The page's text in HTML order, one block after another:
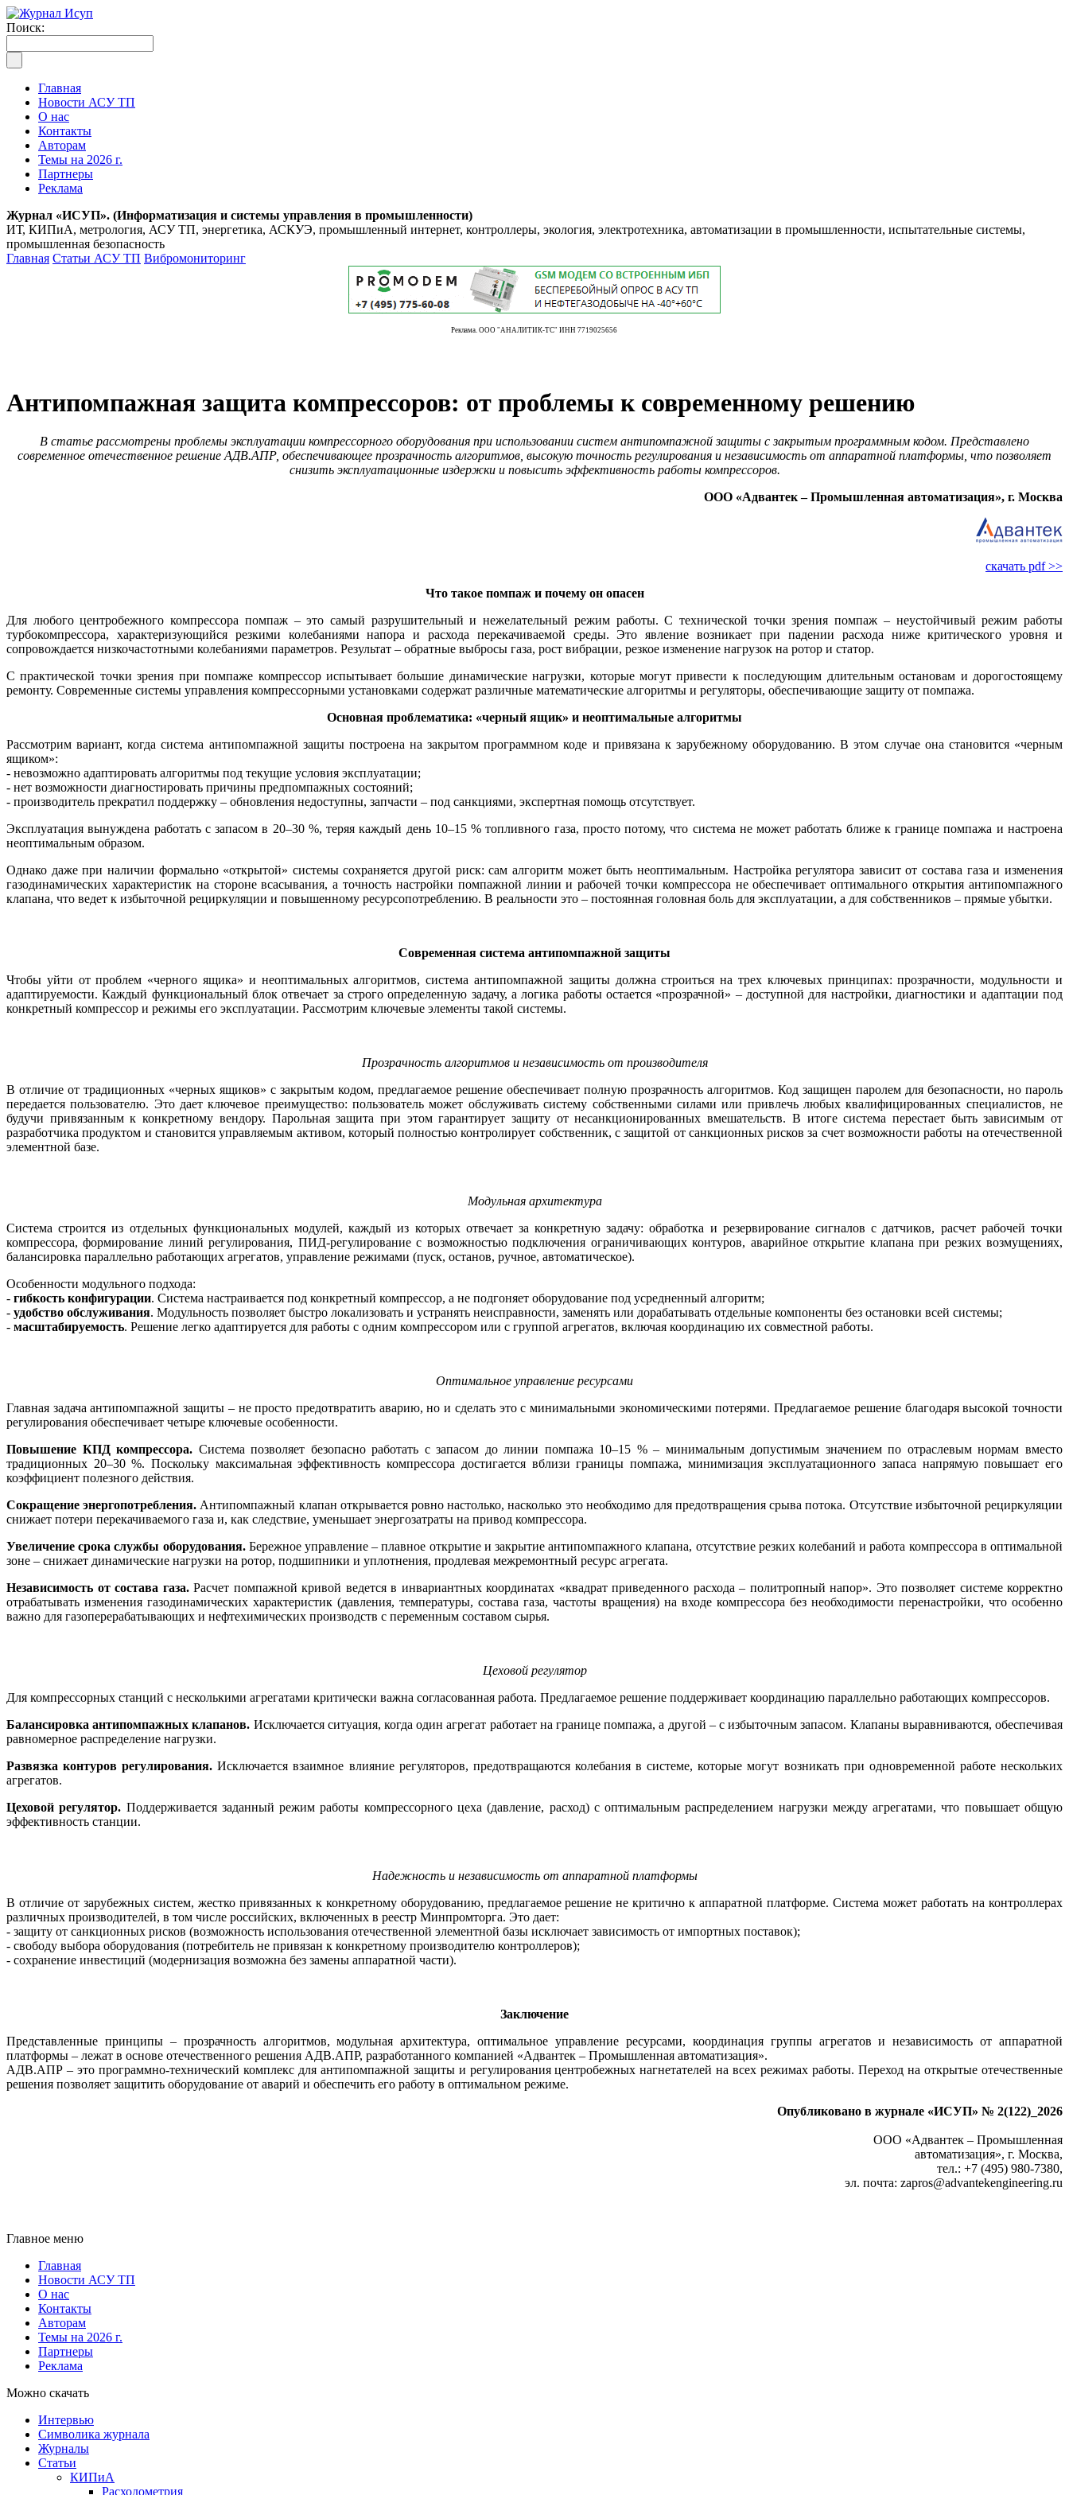
Поиск:
Главная
Новости АСУ ТП
О нас
Контакты
Авторам
Темы на 2026 г.
Партнеры
Реклама
Журнал «ИСУП». (Информатизация и системы управления в промышленности)
ИТ, КИПиА, метрология, АСУ ТП, энергетика, АСКУЭ, промышленный интернет, контроллеры, экология, электротехника, автоматизации в промышленности, испытательные системы,
промышленная безопасность
Главная Статьи АСУ ТП Вибромониторинг
Реклама. ООО "АНАЛИТИК-ТС" ИНН 7719025656
Антипомпажная защита компрессоров: от проблемы к современному решению
В статье рассмотрены проблемы эксплуатации компрессорного оборудования при использовании систем антипомпажной защиты с закрытым программным кодом. Представлено
современное отечественное решение АДВ.АПР, обеспечивающее прозрачность алгоритмов, высокую точность регулирования и независимость от аппаратной платформы, что позволяет
снизить эксплуатационные издержки и повысить эффективность работы компрессоров.
ООО «Адвантек – Промышленная автоматизация», г. Москва
скачать pdf >>
Что такое помпаж и почему он опасен
Для любого центробежного компрессора помпаж – это самый разрушительный и нежелательный режим работы. С технической точки зрения помпаж – неустойчивый режим работы
турбокомпрессора, характеризующийся резкими колебаниями напора и расхода перекачиваемой среды. Это явление возникает при падении расхода ни­же критического уровня и
сопровождается низкочастотными колебаниями параметров. Результат – обратные выбросы га­за, рост вибрации, резкое изменение нагрузок на ротор и статор.
С практической точки зрения при помпаже компрессор испытывает большие динамические нагрузки, которые могут привести к последующим длительным остановам и дорогостоящему
ремонту. Современные системы управления компрессорными установками содержат различные математические алгоритмы и регуляторы, обеспечивающие защиту от помпажа.
Основная проблематика: «черный ящик» и неоптимальные алгоритмы
Рассмотрим вариант, когда система антипомпажной защиты построена на закрытом программном ко­де и привязана к зарубежному оборудованию. В этом случае она становится «черным
ящиком»:
- невозможно адаптировать алгоритмы под текущие условия эксплуатации;
- нет возможности диагностировать причины предпомпажных состояний;
- производитель прекратил поддержку – обновления недоступны, запчасти – под санкциями, экспертная помощь отсутствует.
Эксплуатация вынуждена работать с запасом в 20–30 %, теряя каждый день 10–15 % топливного га­за, просто потому, что система не может работать ближе к границе помпажа и настроена
неоптимальным образом.
Однако да­же при наличии формально «открытой» системы сохраняется другой риск: сам алгоритм может быть неоптимальным. Настройка регулятора зависит от состава га­за и изменения
газодинамических характеристик на стороне всасывания, а точность настройки помпажной линии и рабочей точки компрессора не обеспечивает оптимального открытия антипомпажного
клапана, что ведет к избыточной рециркуляции и повышенному ресурсопотреблению. В реальности это – постоянная головная боль для эксплуатации, а для собственников – прямые убытки.
Современная система антипомпажной защиты
Чтобы уйти от проблем «черного ящика» и неоптимальных алгоритмов, система антипомпажной защиты должна строиться на трех ключевых принципах: прозрачности, модульности и
адаптируемости. Каждый функциональный блок отвечает за строго определенную задачу, а логика работы остается «прозрачной» – доступной для настройки, диагностики и адаптации под
конкретный компрессор и режимы его эксплуатации. Рассмотрим ключевые элементы такой системы.
Прозрачность алгоритмов и независимость от производителя
В отличие от традиционных «черных ящиков» с закрытым кодом, предлагаемое решение обеспечивает полную прозрачность алгоритмов. Код защищен паролем для безопасности, но пароль
передается пользователю. Это дает ключевое преимущество: пользователь может обслуживать систему собственными силами или привлечь любых квалифицированных специалистов, не
будучи привязанным к конкретному вендору. Парольная защита при этом гарантирует защиту от несанкционированных вмешательств. В итоге система перестает быть зависимым от
разработчика продуктом и становится управляемым активом, который полностью контролирует собственник, с защитой от санкционных рисков за счет возможности работы на отечественной
элементной базе.
Модульная архитектура
Система строится из отдельных функциональных модулей, каждый из которых отвечает за конкретную задачу: обработка и резервирование сигналов с датчиков, расчет рабочей точки
компрессора, формирование линий регулирования, ПИД-регулирование с возможностью подключения ограничивающих контуров, аварийное открытие клапана при резких возмущениях,
балансировка параллельно работающих агрегатов, управление режимами (пуск, останов, ручное, автоматическое).
Особенности модульного подхода:
- гибкость конфигурации. Система настраивается под конкретный компрессор, а не подгоняет оборудование под усредненный алгоритм;
- удобство обслуживания. Модульность позволяет быстро локализовать и устранять неисправности, заменять или дорабатывать отдельные компоненты без остановки всей системы;
- масштабируемость. Решение легко адаптируется для работы с одним компрессором или с группой агрегатов, включая координацию их совместной работы.
Оптимальное управление ресурсами
Главная задача антипомпажной защиты – не просто предотвратить аварию, но и сделать это с минимальными экономическими потерями. Предлагаемое решение благодаря высокой точности
регулирования обеспечивает четыре ключевые особенности.
Повышение КПД компрессора. Система позволяет безопасно работать с запасом до линии помпажа 10–15 % – минимальным допустимым значением по отраслевым нормам вместо
традиционных 20–30 %. Поскольку максимальная эффективность компрессора достигается вблизи границы помпажа, минимизация эксплуатационного запаса напрямую повышает его
коэффициент полезного действия.
Сокращение энергопотребления. Антипомпажный клапан открывается ровно настолько, насколько это необходимо для предотвращения срыва потока. Отсутствие избыточной рециркуляции
снижает потери перекачиваемого га­за и, как следствие, уменьшает энергозатраты на привод компрессора.
Увеличение срока службы оборудования.Бережное управление – плавное открытие и закрытие антипомпажного клапана, отсутствие резких колебаний и работа компрессора в оптимальной
зо­не – снижает динамические нагрузки на ротор, подшипники и уплотнения, продлевая межремонтный ресурс агрегата.
Независимость от состава га­за.Расчет помпажной кривой ведется в инвариантных координатах «квадрат приведенного расхода – политропный напор». Это позволяет системе корректно
отрабатывать изменения газодинамических характеристик (давления, температуры, состава га­за, частоты вращения) на входе компрессора без необходимости перенастройки, что особенно
важно для газоперерабатывающих и нефтехимических производств с переменным составом сырья.
Цеховой регулятор
Для компрессорных станций с несколькими агрегатами критически важна согласованная работа. Предлагаемое решение поддерживает координацию параллельно работающих компрессоров.
Балансировка антипомпажных клапанов. Исключается ситуация, когда один агрегат работает на границе помпажа, а другой – с избыточным запасом. Клапаны выравниваются, обеспечивая
равномерное распределение нагрузки.
Развязка контуров регулирования.Исключается взаимное влияние регуляторов, предотвращаются колебания в системе, которые могут возникать при одновременной работе нескольких
агрегатов.
Цеховой регулятор. Поддерживается заданный режим работы компрессорного це­ха (давление, расход) с оптимальным распределением нагрузки между агрегатами, что повышает общую
эффективность станции.
Надежность и независимость от аппаратной платформы
В отличие от зарубежных систем, жестко привязанных к конкретному оборудованию, предлагаемое решение не критично к аппаратной платформе. Система может работать на контроллерах
различных производителей, в том числе российских, включенных в реестр Минпромторга. Это дает:
- защиту от санкционных рисков (возможность использования отечественной элементной ба­зы исключает зависимость от импортных поставок);
- свободу выбора оборудования (потребитель не привязан к конкретному производителю контроллеров);
- сохранение инвестиций (модернизация возможна без замены аппаратной части).
Заключение
Представленные принципы – прозрачность алгоритмов, модульная архитектура, оптимальное управление ресурсами, координация группы агрегатов и независимость от аппаратной
платформы – лежат в основе отечественного решения АДВ.АПР, разработанного компанией «Адвантек – Промышленная автоматизация».
АДВ.АПР – это программно-технический комплекс для антипомпажной защиты и регулирования центробежных нагнетателей на всех режимах работы. Переход на открытые отечественные
решения позволяет защитить оборудование от аварий и обеспечить его работу в оптимальном режиме.
Опубликовано в журнале «ИСУП» № 2(122)_2026
ООО «Адвантек – Промышленная
автоматизация», г. Москва,
тел.: +7 (495) 980‑7380,
эл. почта: zapros@advantekengineering.ru
Главное меню
Главная
Новости АСУ ТП
О нас
Контакты
Авторам
Темы на 2026 г.
Партнеры
Реклама
Можно скачать
Интервью
Символика журнала
Журналы
Статьи
КИПиА
Расходометрия